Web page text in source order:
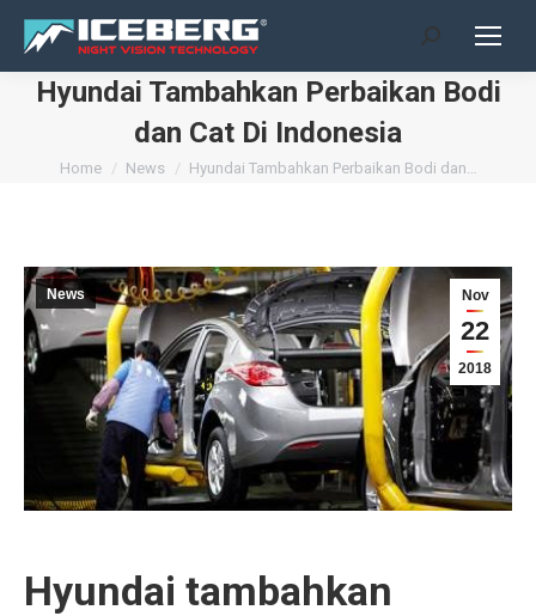
Search:
Hyundai Tambahkan Perbaikan Bodi
dan Cat Di Indonesia
You are here:
Home News Hyundai Tambahkan Perbaikan Bodi dan…
Nov
22
2018
News
Hyundai tambahkan